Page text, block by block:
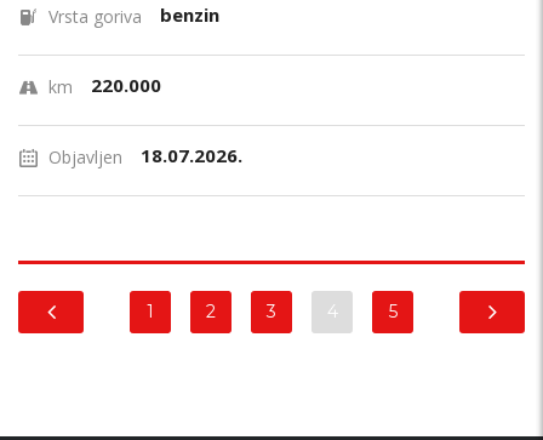
Vrsta goriva benzin
km 220.000
Objavljen 18.07.2026.
1 2 3 4 5